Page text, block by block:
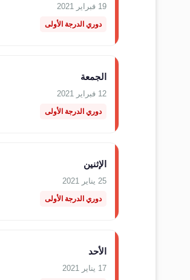
19 فبراير 2021
دوري الدرجة الأولى
الجمعة
12 فبراير 2021
دوري الدرجة الأولى
الإثنين
25 يناير 2021
دوري الدرجة الأولى
الأحد
17 يناير 2021